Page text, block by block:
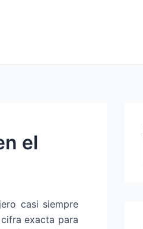
el
casi siempre
exacta para